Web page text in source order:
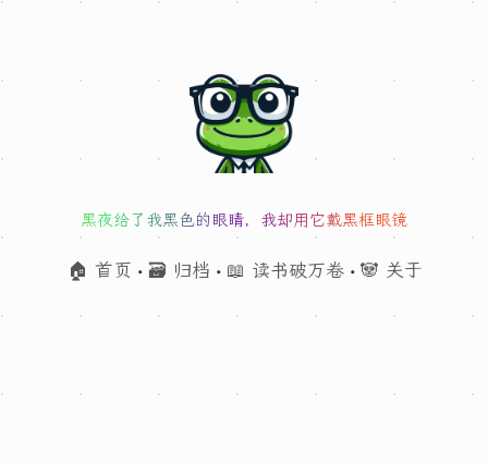
黑夜给了我黑色的眼睛，我却用它戴黑框眼镜
🏠 首页 •🗃 归档 • 📖 读书破万卷 •🐼 关于